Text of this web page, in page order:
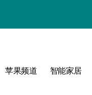
苹果频道 智能家居